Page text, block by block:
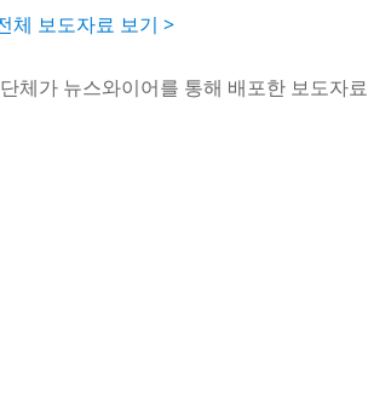
보도자료 보기 >
단체가 뉴스와이어를 통해 배포한 보도자